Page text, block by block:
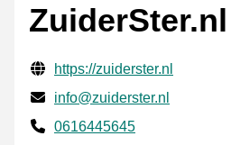
ZuiderSter.nl
Informazioni di contatto verificate
Website URL
https://zuiderster.nl
Mail
info@zuiderster.nl
Phone number
0616445645